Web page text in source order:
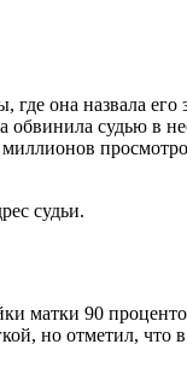
она назвала его
обвинила судью в
судьи.
матки 90
но отметил, что